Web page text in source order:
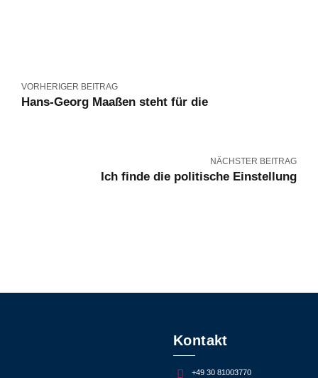
VORHERIGER BEITRAG
Hans-Georg Maaßen steht für die
NÄCHSTER BEITRAG
Ich finde die politische Einstellung
Kontakt
+49 30 81003770